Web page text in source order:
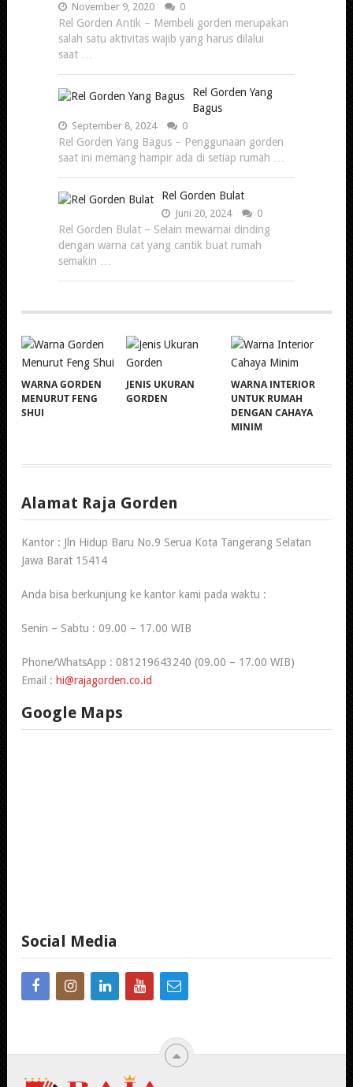
November 9, 2020 0
Rel Gorden Antik – Membeli gorden merupakan
salah satu aktivitas wajib yang harus dilalui
saat …
Rel Gorden Yang
Bagus
September 8, 2024 0
Rel Gorden Yang Bagus – Penggunaan gorden
saat ini memang hampir ada di setiap rumah …
Rel Gorden Bulat
Juni 20, 2024 0
Rel Gorden Bulat – Selain mewarnai dinding
dengan warna cat yang cantik buat rumah
semakin …
WARNA GORDEN
MENURUT FENG
SHUI
JENIS UKURAN
GORDEN
WARNA INTERIOR
UNTUK RUMAH
DENGAN CAHAYA
MINIM
Alamat Raja Gorden
Kantor : Jln Hidup Baru No.9 Serua Kota Tangerang Selatan
Jawa Barat 15414
Anda bisa berkunjung ke kantor kami pada waktu :
Senin – Sabtu : 09.00 – 17.00 WIB
Phone/WhatsApp : 081219643240 (09.00 – 17.00 WIB)
Email : hi@rajagorden.co.id
Google Maps
Social Media